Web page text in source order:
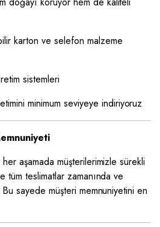
karton ve selefon malzeme
sistemleri
minimum seviyeye indiriyoruz
aşamada müşterilerimizle sürekli
tüm teslimatlar zamanında ve
sayede müşteri memnuniyetini en